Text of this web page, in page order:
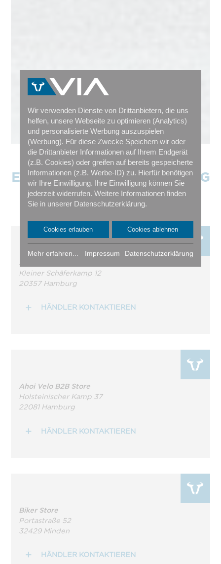
HÄNDLER NACH POSTLEITZAHLEN SORTIERT
E-LASTENRÄDER - BERATUNG
UND VERKAUF
Ahoi Velo
Kleiner Schäferkamp 12
20357 Hamburg
HÄNDLER KONTAKTIEREN
Ahoi Velo B2B Store
Holsteinischer Kamp 37
22081 Hamburg
HÄNDLER KONTAKTIEREN
Biker Store
Portastraße 52
32429 Minden
HÄNDLER KONTAKTIEREN
Wir verwenden Dienste von Drittanbietern, die uns
helfen, unsere Webseite zu optimieren (Analytics)
und personalisierte Werbung auszuspielen
(Werbung). Für diese Zwecke Speichern wir oder
die Drittanbieter Informationen auf Ihrem Endgerät
(z.B. Cookies) oder greifen auf bereits gespeicherte
Informationen (z.B. Werbe-ID) zu. Hierfür benötigen
wir Ihre Einwilligung. Ihre Einwilligung können Sie
jederzeit widerrufen. Weitere Informationen finden
Sie in unserer Datenschutzerklärung.
Cookies erlauben Cookies ablehnen
Mehr erfahren... Impressum Datenschutzerklärung